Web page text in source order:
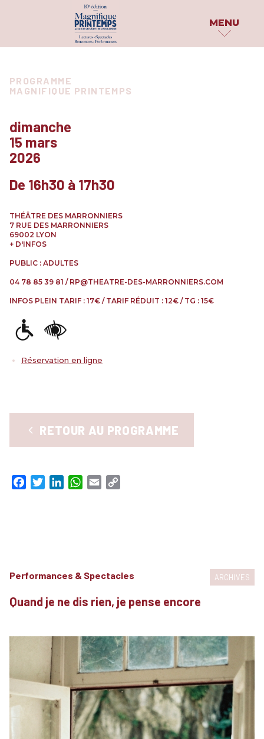
MENU
PRINTEMPS
QUI SOMMES-NOUS ?
LES PARTENAIRES
ARCHIVES
PAR DATE
ATELIERS & SCÈNES OUVERTES
CONCOURS & PRIX
EXPÉRIENCES INSOLITES
RENCONTRES & LECTURES
DANS LES COULISSES DU FESTIVAL
PROGRAMME
MAGNIFIQUE PRINTEMPS
dimanche
15 mars
2026
De 16h30 à 17h30
THÉÂTRE DES MARRONNIERS
7 RUE DES MARRONNIERS
69002 LYON
+ D'INFOS
PUBLIC : ADULTES
04 78 85 39 81 / RP@THEATRE-DES-MARRONNIERS.COM
INFOS PLEIN TARIF : 17€ / TARIF RÉDUIT : 12€ / TG : 15€
Réservation en ligne
RETOUR AU PROGRAMME
Facebook
TwitterLinkedInWhatsApp
Email
Performances & Spectacles ARCHIVES
Quand je ne dis rien, je pense encore